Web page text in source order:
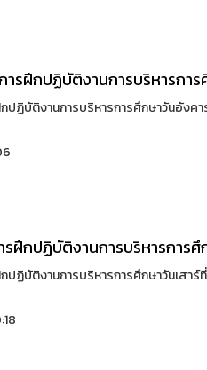
ารฝึกปฏิบัติงานการบริหารการ
ปฏิบัติงานการบริหารการศึกษาวันอังค
รฝึกปฏิบัติงานการบริหารการศึ
ปฏิบัติงานการบริหารการศึกษาวันเสา